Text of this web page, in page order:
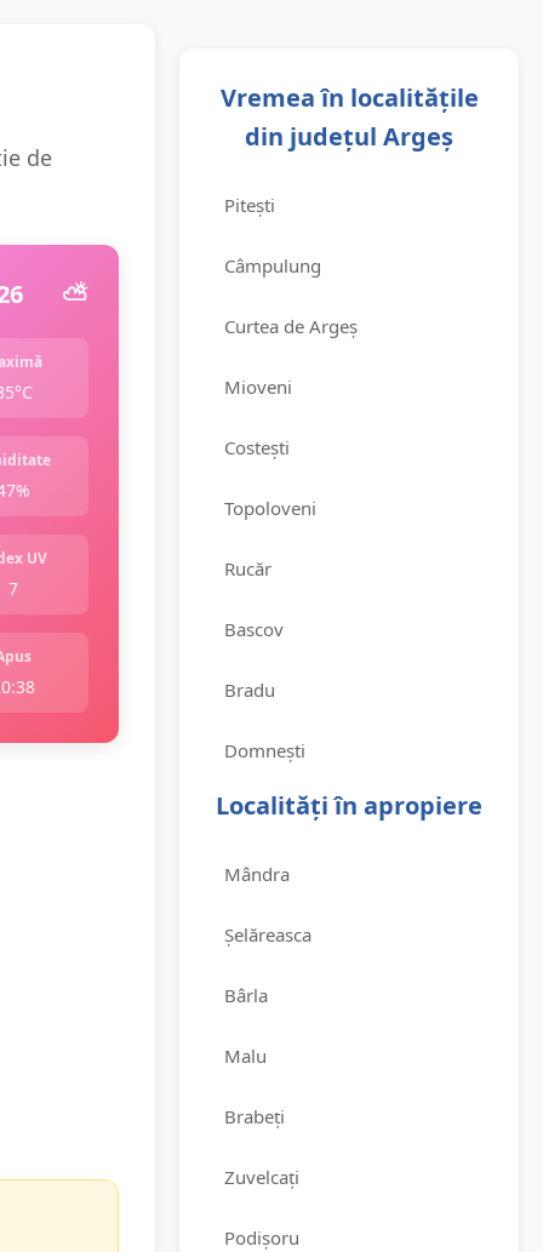
de
⛅️
UV
7
Vremea în localitățile
din județul Argeș
Pitești
Câmpulung
Curtea de Argeș
Mioveni
Costești
Topoloveni
Rucăr
Bascov
Bradu
Domnești
Localități în apropiere
Mândra
Șelăreasca
Bârla
Malu
Brabeți
Zuvelcați
Podișoru